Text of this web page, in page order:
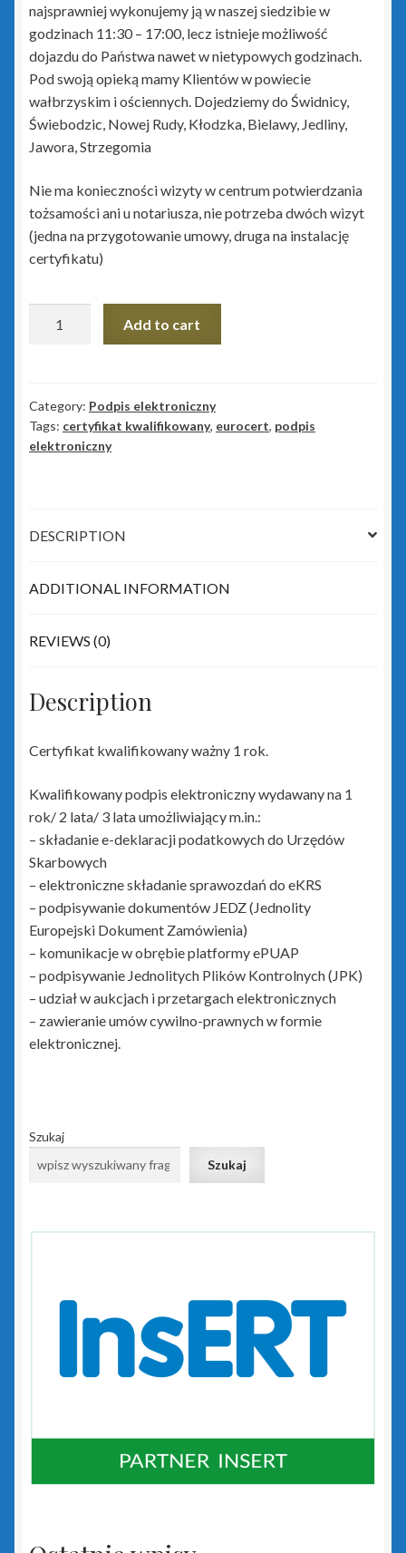
Rachmistrz Nexo Pro
Rewizor Nexo
Rewizor Nexo Pro
Subiekt 123
Subiekt Nexo
Subiekt Nexo Pro
Poradniki – kasy fiskalne
Poradniki – oprogramowanie
Płatnik
Podpis elektroniczny
Polityka prywatności
Pozostałe produkty Insert
Sieci – porady
Sklep
Strona główna
Tonery i tusze
Zamówienie
najsprawniej wykonujemy ją w naszej siedzibie w
godzinach 11:30 – 17:00, lecz istnieje możliwość
dojazdu do Państwa nawet w nietypowych godzinach.
Pod swoją opieką mamy Klientów w powiecie
wałbrzyskim i ościennych. Dojedziemy do Świdnicy,
Świebodzic, Nowej Rudy, Kłodzka, Bielawy, Jedliny,
Jawora, Strzegomia
Nie ma konieczności wizyty w centrum potwierdzania
tożsamości ani u notariusza, nie potrzeba dwóch wizyt
(jedna na przygotowanie umowy, druga na instalację
certyfikatu)
-
ważność
1
Add to cart
Category: Podpis elektroniczny
Tags: certyfikat kwalifikowany, eurocert, podpis
elektroniczny
DESCRIPTION
ADDITIONAL INFORMATION
REVIEWS (0)
Description
Certyfikat kwalifikowany ważny 1 rok.
Kwalifikowany podpis elektroniczny wydawany na 1
rok/ 2 lata/ 3 lata umożliwiający m.in.:
– składanie e-deklaracji podatkowych do Urzędów
Skarbowych
– elektroniczne składanie sprawozdań do eKRS
– podpisywanie dokumentów JEDZ (Jednolity
Europejski Dokument Zamówienia)
– komunikacje w obrębie platformy ePUAP
– podpisywanie Jednolitych Plików Kontrolnych (JPK)
– udział w aukcjach i przetargach elektronicznych
– zawieranie umów cywilno-prawnych w formie
elektronicznej.
Szukaj
Szukaj